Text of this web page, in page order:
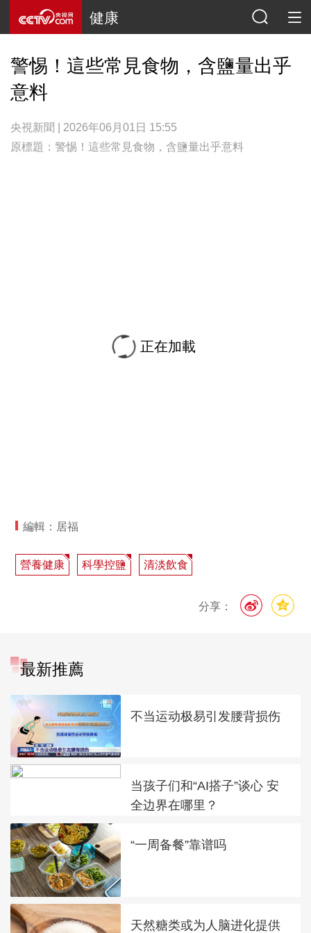
健康
警惕！這些常見食物，含鹽量出乎
意料
央視新聞 | 2026年06月01日 15:55
原標題：警惕！這些常見食物，含鹽量出乎意料
正在加載
編輯：居福
營養健康 科學控鹽 清淡飲食
分享：
最新推薦
不当运动极易引发腰背损伤
当孩子们和“AI搭子”谈心 安
全边界在哪里？
“一周备餐”靠谱吗
天然糖类或为人脑进化提供